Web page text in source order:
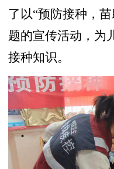
了以“预防接种，
题的宣传活动，为
接种知识。